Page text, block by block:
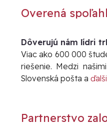
Overená
Dôverujú nám lídri
Viac ako 600 000
riešenie. Medzi
Slovenská pošta a
Partnerstvo